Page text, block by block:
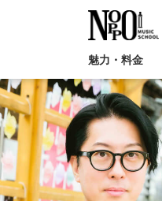
魅力・料金